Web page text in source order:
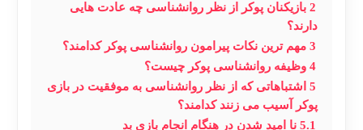
2 بازیکنان پوکر از نظر روانشناسی چه عادت هایی
دارند؟
3 مهم ترین نکات پیرامون روانشناسی پوکر کدامند؟
4 وظیفه روانشناسی پوکر چیست؟
5 اشتباهاتی که از نظر روانشناسی به موفقیت در بازی
پوکر آسیب می زنند کدامند؟
5.1 نا امید شدن در هنگام انجام بازی بد